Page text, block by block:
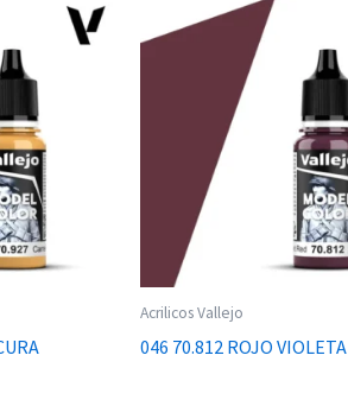
Acrilicos Vallejo
046 70.812 ROJO VIOLETA